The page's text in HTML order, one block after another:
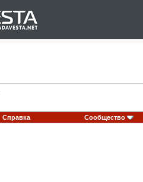
Справка Сообщество